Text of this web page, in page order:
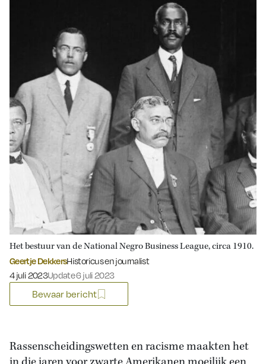
Het bestuur van de National Negro Business League, circa 1910.
Geertje DekkersHistoricus en journalist
Gepubliceerd op:
4 juli 2023Update 6 juli 2023
Bewaar bericht
Rassenscheidingswetten en racisme maakten het